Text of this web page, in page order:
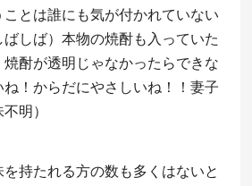
とは誰にも気が付かれていない
しば）本物の焼酎も入っていた
酎が透明じゃなかったらできな
！からだにやさしいね！！妻子
明）
持たれる方の数も多くはないと